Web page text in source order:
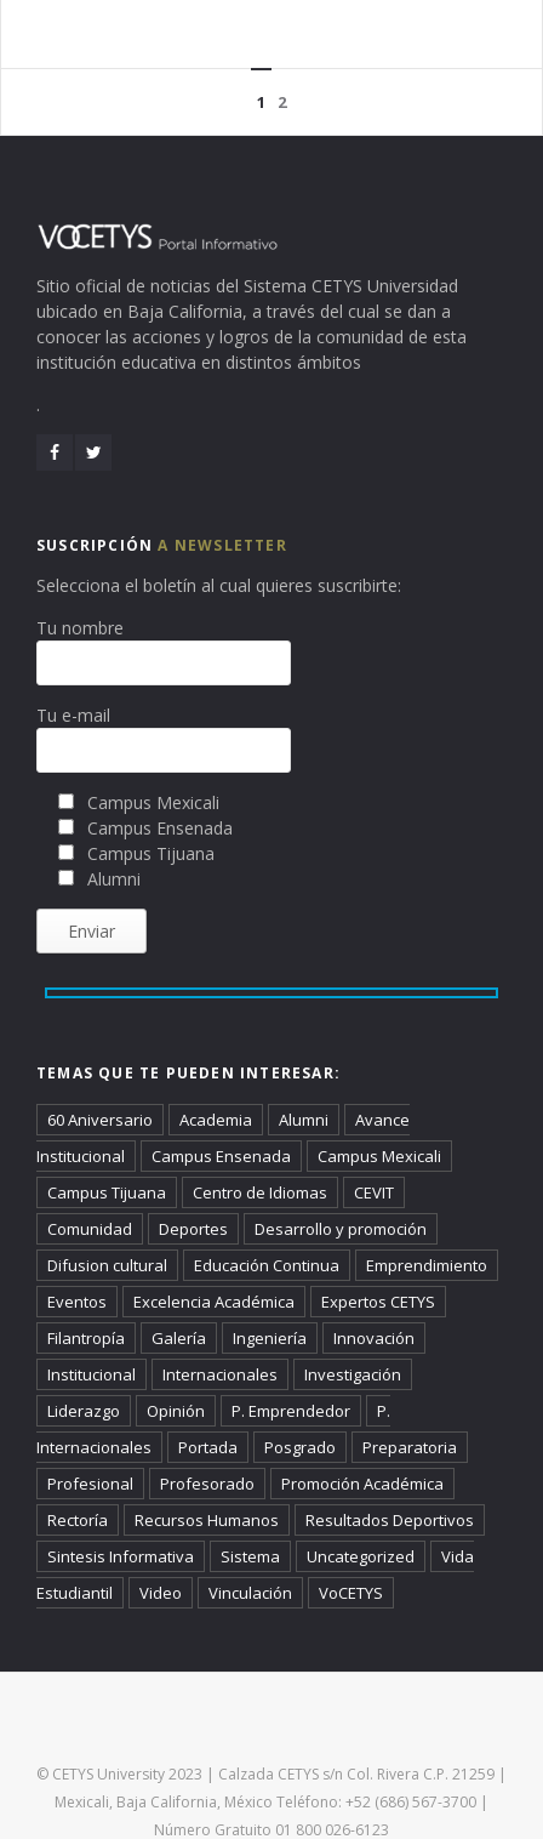
1 2
Sitio oficial de noticias del Sistema CETYS Universidad
ubicado en Baja California, a través del cual se dan a
conocer las acciones y logros de la comunidad de esta
institución educativa en distintos ámbitos
.
SUSCRIPCIÓNA NEWSLETTER
Selecciona el boletín al cual quieres suscribirte:
Tu nombre
Tu e-mail
Campus Mexicali
Campus Ensenada
Campus Tijuana
Alumni
TEMAS QUE TE PUEDEN INTERESAR:
60 Aniversario Academia Alumni
Avance
Institucional
Campus Ensenada
Campus Mexicali
Campus Tijuana
Centro de Idiomas
CEVIT
Comunidad
Deportes
Desarrollo y promoción
Difusion cultural
Educación Continua
Emprendimiento
Eventos
Excelencia Académica
Expertos CETYS
Filantropía
Galería Ingeniería
Innovación
Institucional
Internacionales
Investigación
Liderazgo
Opinión P. Emprendedor
P.
Internacionales
Portada Posgrado
Preparatoria
Profesional
Profesorado
Promoción Académica
Rectoría
Recursos Humanos
Resultados Deportivos
Sintesis Informativa
Sistema Uncategorized
Vida
Estudiantil
Video Vinculación VoCETYS
© CETYS University 2023 | Calzada CETYS s/n Col. Rivera C.P. 21259 |
Mexicali, Baja California, México Teléfono: +52 (686) 567-3700 |
Número Gratuito 01 800 026-6123